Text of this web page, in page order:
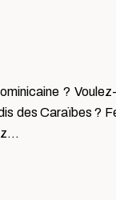
?
des Caraïbes ?